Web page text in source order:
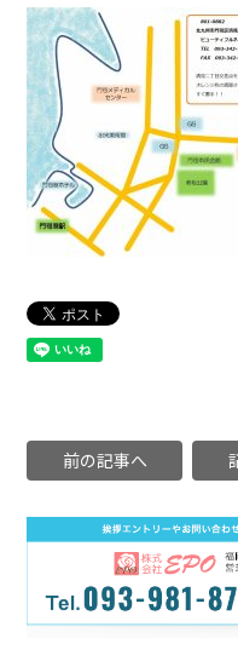
前の記事へ